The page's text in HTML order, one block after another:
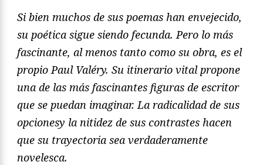
Si bien muchos de sus poemas han envejecido,
su poética sigue siendo fecunda. Pero lo más
fascinante, al menos tanto como su obra, es el
propio Paul Valéry. Su itinerario vital propone
una de las más fascinantes figuras de escritor
que se puedan imaginar. La radicalidad de sus
opcionesy la nitidez de sus contrastes hacen
que su trayectoria sea verdaderamente
novelesca.